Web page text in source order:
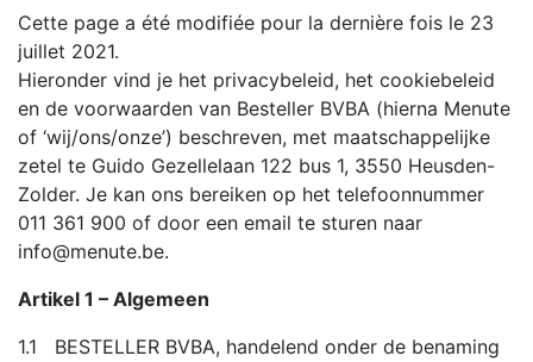
Cette page a été modifiée pour la dernière fois le 23
juillet 2021.
Hieronder vind je het privacybeleid, het cookiebeleid
en de voorwaarden van Besteller BVBA (hierna Menute
of ‘wij/ons/onze’) beschreven, met maatschappelijke
zetel te Guido Gezellelaan 122 bus 1, 3550 Heusden-
Zolder. Je kan ons bereiken op het telefoonnummer
011 361 900 of door een email te sturen naar
info@menute.be.
Artikel 1 – Algemeen
1.1 BESTELLER BVBA, handelend onder de benaming